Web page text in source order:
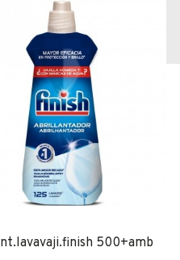
500+amb